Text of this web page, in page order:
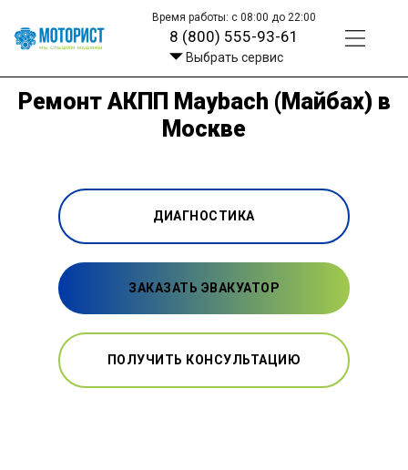
Время работы: с 08:00 до 22:00
8 (800) 555-93-61
Выбрать сервис
Ремонт АКПП Maybach (Майбах) в
Москве
ДИАГНОСТИКА
ЗАКАЗАТЬ ЭВАКУАТОР
ПОЛУЧИТЬ КОНСУЛЬТАЦИЮ